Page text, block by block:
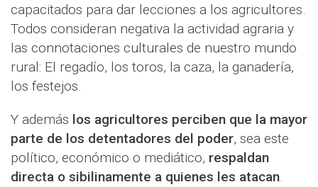
capacitados para dar lecciones a los agricultores.
Todos consideran negativa la actividad agraria y
las connotaciones culturales de nuestro mundo
rural: El regadío, los toros, la caza, la ganadería,
los festejos.
Y además los agricultores perciben que la mayor
parte de los detentadores del poder, sea este
político, económico o mediático, respaldan
directa o sibilinamente a quienes les atacan.